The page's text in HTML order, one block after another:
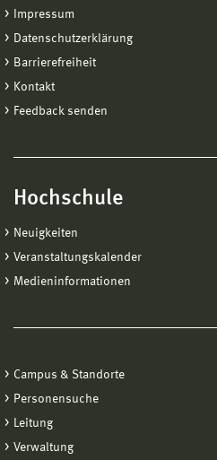
Impressum
Datenschutzerklärung
Barrierefreiheit
Kontakt
Feedback senden
Hochschule
Neuigkeiten
Veranstaltungskalender
Medieninformationen
Campus & Standorte
Personensuche
Leitung
Verwaltung